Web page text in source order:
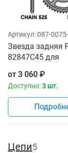
Артикул:087-
Звезда задняя
82847C45 для
от 3 060 ₽
Доступно:3 шт.
Цепи5